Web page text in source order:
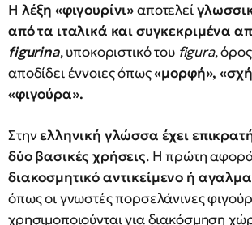
Η λέξη «φιγουρίνι»αποτελεί
από τα ιταλικά και συγκεκριμένα
figurina, υποκοριστικό του figura,
αποδίδει έννοιες όπως«μορφή»,
«φιγούρα».
Στηνελληνική γλώσσα έχει
δύο βασικές χρήσεις. Η πρώτη
διακοσμητικό αντικείμενο ή
όπως οι γνωστές πορσελάνινες
χρησιμοποιούνται για διακόσμηση